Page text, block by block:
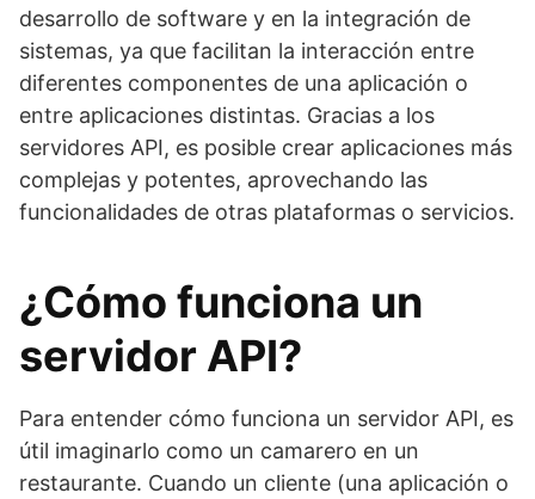
desarrollo de software y en la integración de
sistemas, ya que facilitan la interacción entre
diferentes componentes de una aplicación o
entre aplicaciones distintas. Gracias a los
servidores API, es posible crear aplicaciones más
complejas y potentes, aprovechando las
funcionalidades de otras plataformas o servicios.
¿Cómo funciona un
servidor API?
Para entender cómo funciona un servidor API, es
útil imaginarlo como un camarero en un
restaurante. Cuando un cliente (una aplicación o